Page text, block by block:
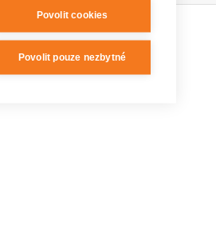
Povolit cookies
Povolit pouze nezbytné